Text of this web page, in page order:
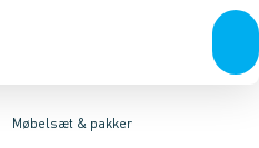
rørKuglehaner & ventiler
VaskeArmaturer
Møbelsæt & pakker
HøjskabeOverskabe